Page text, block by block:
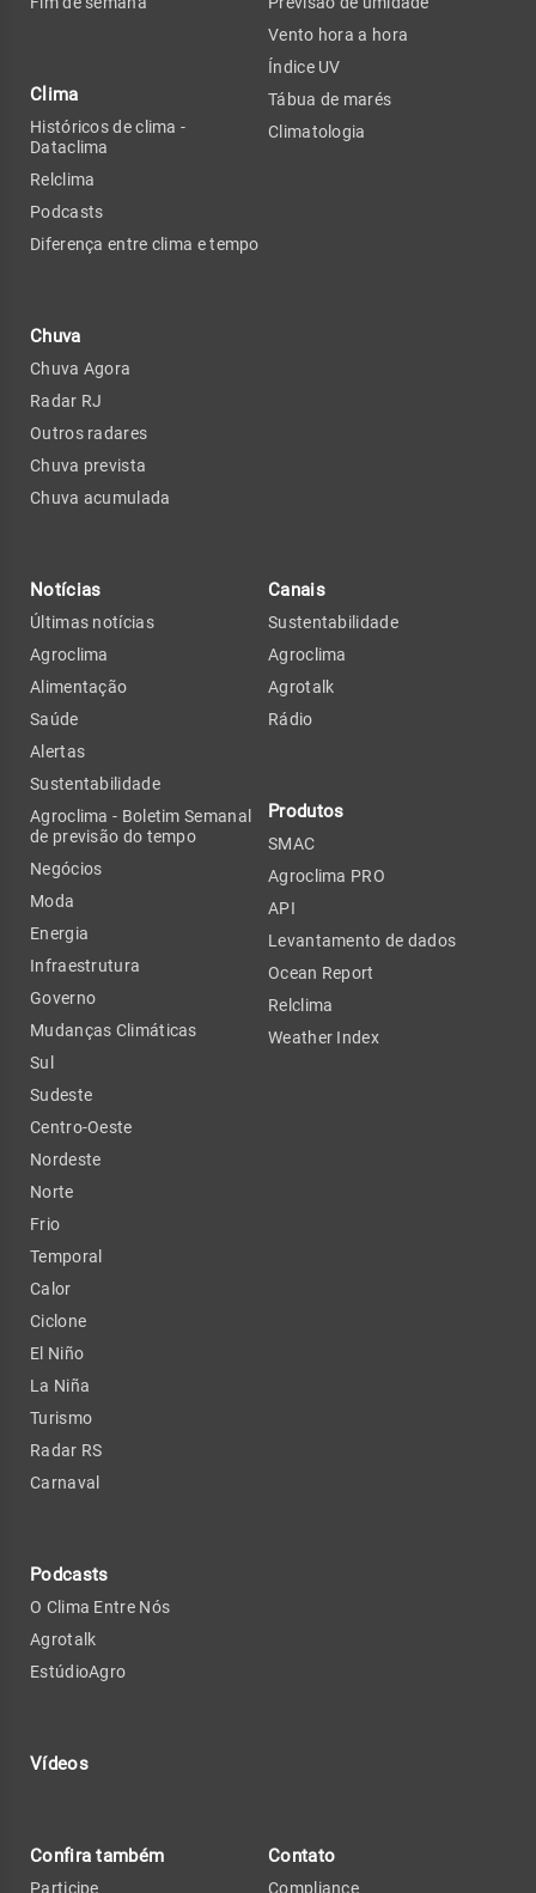
Clima
Históricos de clima -
Dataclima
Relclima
Podcasts
Diferença entre clima e tempo
Chuva
Chuva Agora
Radar RJ
Outros radares
Chuva prevista
Chuva acumulada
Vento hora a hora
Índice UV
Tábua de marés
Climatologia
Notícias
Últimas notícias
Agroclima
Alimentação
Saúde
Alertas
Sustentabilidade
Agroclima - Boletim Semanal
de previsão do tempo
Negócios
Moda
Energia
Infraestrutura
Governo
Mudanças Climáticas
Sul
Sudeste
Centro-Oeste
Nordeste
Norte
Frio
Temporal
Calor
Ciclone
El Niño
La Niña
Turismo
Radar RS
Carnaval
Podcasts
O Clima Entre Nós
Agrotalk
EstúdioAgro
Vídeos
Canais
Sustentabilidade
Agroclima
Agrotalk
Rádio
Produtos
SMAC
Agroclima PRO
API
Levantamento de dados
Ocean Report
Relclima
Weather Index
Confira também
Participe
Contato
Compliance